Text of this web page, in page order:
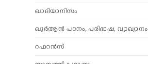
ഖാദിയാനിസം
ഖുർആൻ പഠനം, പരിഭാഷ, വ്യാഖ്യാനം
റഫറൻസ്